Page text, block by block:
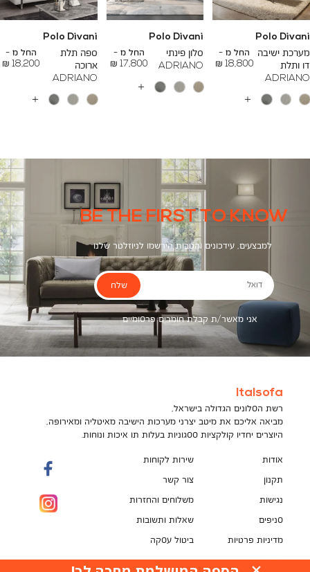
Polo Divani
מערכת ישיבה
דו ותלת
ADRIANO
החל מ -
18,800 ₪
To
24,500 ₪
עוד
Polo Divani
סלון פינתי
ADRIANO
החל מ -
17,800 ₪
To
26,700 ₪
עוד
Polo Divani
ספה תלת
ארוכה
ADRIANO
החל מ -
18,200 ₪
To
23,200 ₪
עוד
BE THE FIRST TO KNOW
למבצעים, עידכונים והטבות הירשמו לניוזלטר שלנו
דואל
אני מאשר/ת קבלת חומרים פרסומיים
שלח
Italsofa
רשת הסלונים הגדולה בישראל,
מביאה אליכם את מיטב יצרני מערכות הישיבה מאיטליה ומאירופה,
היוצרים יחדיו קולקציות ססגוניות בעלות תו איכות ונוחות.
אודות
תקנון
נגישות
סניפים
מדיניות פרטיות
שירות לקוחות
צור קשר
משלוחים והחזרות
שאלות ותשובות
ביטול עסקה
תקנון מועדון לקוחות